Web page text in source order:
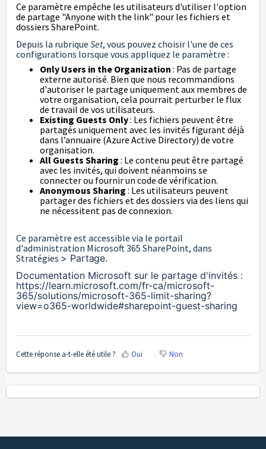
Ce paramètre empêche les utilisateurs d'utiliser l'option
de partage "Anyone with the link" pour les fichiers et
dossiers SharePoint.
Depuis la rubrique Set, vous pouvez choisir l'une de ces
configurations lorsque vous appliquez le paramètre :
Only Users in the Organization : Pas de partage
externe autorisé. Bien que nous recommandions
d'autoriser le partage uniquement aux membres de
votre organisation, cela pourrait perturber le flux
de travail de vos utilisateurs.
Existing Guests Only: Les fichiers peuvent être
partagés uniquement avec les invités figurant déjà
dans l’annuaire (Azure Active Directory) de votre
organisation.
All Guests Sharing : Le contenu peut être partagé
avec les invités, qui doivent néanmoins se
connecter ou fournir un code de vérification.
Anonymous Sharing : Les utilisateurs peuvent
partager des fichiers et des dossiers via des liens qui
ne nécessitent pas de connexion.
Ce paramètre est accessible via le portail
d'administration Microsoft 365 SharePoint, dans
Stratégies > Partage.
Documentation Microsoft sur le partage d'invités :
https://learn.microsoft.com/fr-ca/microsoft-
365/solutions/microsoft-365-limit-sharing?
view=o365-worldwide#sharepoint-guest-sharing
Cette réponse a-t-elle été utile ? Oui Non